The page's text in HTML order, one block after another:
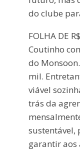
do clube
FOLHA DE
Coutinho
do
mil.
viável
trás da
sustentável,
garantir aos